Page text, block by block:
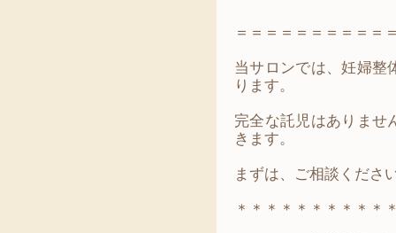
＝＝＝＝＝＝＝＝＝＝
当サロンでは、妊婦整
ります。
完全な託児はありませ
きます。
まずは、ご相談くださ
＊＊＊＊＊＊＊＊＊＊